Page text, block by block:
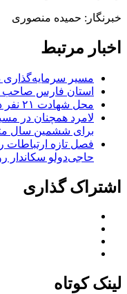
خبرنگار: حمیده منصوری
اخبار مرتبط
مسیر
استان فارس صاحب
محل شهادت ۲۱ نفر در لامرد در مسیر ثبت ملی قرار گرفت
لامرد همچنان در
برای ششمین سال
فصل تازه ارتباطات
حاجی‌دولو سکاندار
اشتراک گذاری
لینک کوتاه